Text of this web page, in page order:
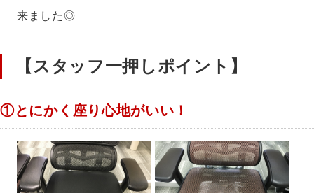
来ました◎
【スタッフ一押しポイント】
①とにかく座り心地がいい！